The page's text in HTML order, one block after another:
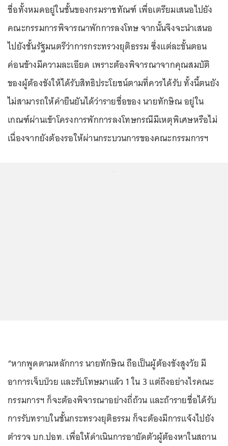
ชื่อทั้งหมดอยู่ในชั้นของกรมราชทัณฑ์ เพื่อเตรียมเสนอไปยัง
คณะกรรมการพิจารณาพักการลงโทษ จากนั้นจึงจะนำเสนอ
ไปยังชั้นรัฐมนตรีว่าการกระทรวงยุติธรรม ซึ่งแต่ละขั้นตอน
ค่อนข้างมีความละเอียด เพราะต้องพิจารณาจากคุณสมบัติ
ของผู้ต้องขังให้ได้รับสิทธิประโยชน์ตามที่ควรได้รับ ทั้งนี้ตนยัง
ไม่สามารถให้คำยืนยันได้ว่ารายชื่อของ นายทักษิณ อยู่ใน
เกณฑ์ผ่านเข้าโครงการพักการลงโทษกรณีมีเหตุพิเศษหรือไม่
เนื่องจากยังต้องรอให้ผ่านกระบวนการของคณะกรรมการฯ
“หากพูดตามหลักการ นายทักษิณ ถือเป็นผู้ต้องขังสูงวัย มี
อาการเจ็บป่วย และรับโทษมาแล้ว 1 ใน 3 แต่ถึงอย่างไรคณะ
กรรมการฯ ก็จะต้องพิจารณาอย่างถี่ถ้วน และถ้ารายชื่อได้รับ
การรับทราบในชั้นกระทรวงยุติธรรม ก็จะต้องมีการแจ้งไปยัง
ตำรวจ บก.ปอท. เพื่อให้ดำเนินการอายัดตัวผู้ต้องหาในสถาน